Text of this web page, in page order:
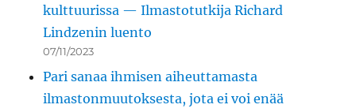
kulttuurissa — Ilmastotutkija Richard
Lindzenin luento
07/11/2023
Pari sanaa ihmisen aiheuttamasta
ilmastonmuutoksesta, jota ei voi enää